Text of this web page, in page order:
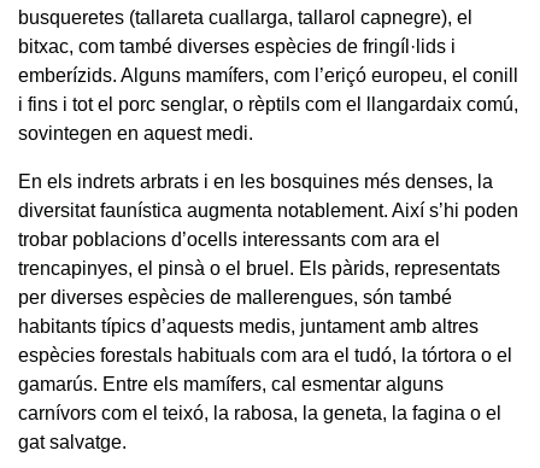
busqueretes (tallareta cuallarga, tallarol capnegre), el
bitxac, com també diverses espècies de fringíl·lids i
emberízids. Alguns mamífers, com l’eriçó europeu, el conill
i fins i tot el porc senglar, o rèptils com el llangardaix comú,
sovintegen en aquest medi.
En els indrets arbrats i en les bosquines més denses, la
diversitat faunística augmenta notablement. Així s’hi poden
trobar poblacions d’ocells interessants com ara el
trencapinyes, el pinsà o el bruel. Els pàrids, representats
per diverses espècies de mallerengues, són també
habitants típics d’aquests medis, juntament amb altres
espècies forestals habituals com ara el tudó, la tórtora o el
gamarús. Entre els mamífers, cal esmentar alguns
carnívors com el teixó, la rabosa, la geneta, la fagina o el
gat salvatge.